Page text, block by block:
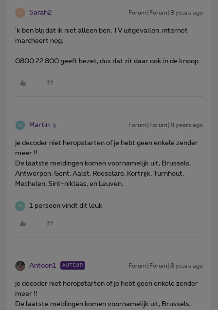
S Sarah2 Forum|Forum|8 years ago
'k ben blij dat ik niet alleen ben. TV uitgevallen, internet
marcheert nog.
0800 22 800 geeft bezet, dus dat zit daar ook in de knoop.
Martin Forum|Forum|8 years ago
je decoder niet heropstarten of je hebt geen enkele zender
meer !!
De laatste meldingen komen voornamelijk uit, Brussels,
Antwerpen, Gent, Aalst, Roeselare, Kortrijk, Turnhout,
Mechelen, Sint-niklaas, en Leuven.
W 1 persoon vindt dit leuk
Antoon1 AUTEUR Forum|Forum|8 years ago
je decoder niet heropstarten of je hebt geen enkele zender
meer !!
De laatste meldingen komen voornamelijk uit, Brussels,